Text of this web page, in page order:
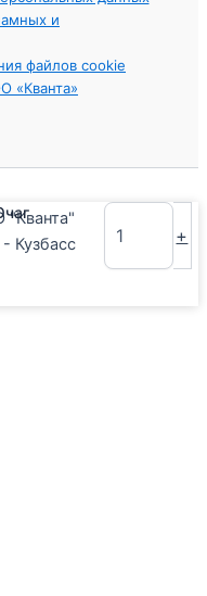
и
файлов cookie
«Кванта»
Кузбасс
+